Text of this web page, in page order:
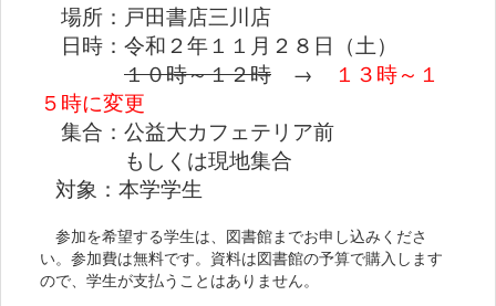
場所：戸田書店三川店
日時：令和２年１１月２８日（土）
１０時～１２時 → １ ３時～１
５時に変更
集合：公益大カフェテリア前
もしくは現地集合
対象：本学学生
参加を希望する学生は、図書館までお申し込みくださ
い。参加費は無料です。資料は図書館の予算で購入します
ので、学生が支払うことはありません。